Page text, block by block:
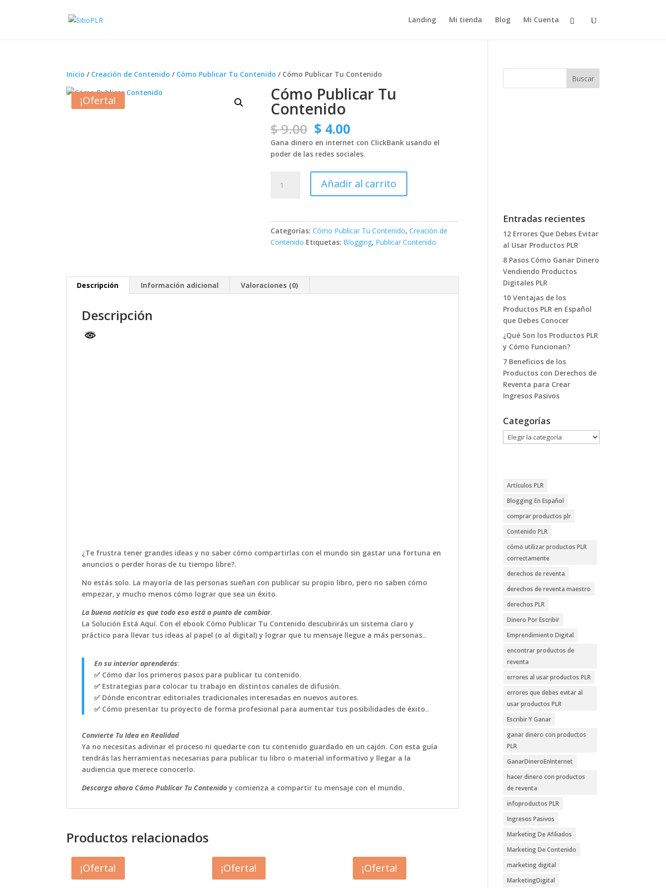
Landing Mi tienda Blog Mi Cuenta
Inicio / Creación de Contenido / Cómo Publicar Tu Contenido / Cómo Publicar Tu Contenido
¡Oferta! Cómo Publicar Tu
Contenido
$9.00 El
precio
original
era:
$ 9.00.
$ 4.00
precio
actual
es:
$ 4.00.
Gana dinero en internet con ClickBank usando el
poder de las redes sociales.
Publicar
cantidad
Añadir al carrito
Categorías:Cómo Publicar Tu Contenido,Creación de
Contenido Etiquetas: Blogging, Publicar Contenido
Descripción Información adicional Valoraciones (0)
Descripción
¿Te frustra tener grandes ideas y no saber cómo compartirlas con el mundo sin gastar una fortuna en
anuncios o perder horas de tu tiempo libre?.
No estás solo. La mayoría de las personas sueñan con publicar su propio libro, pero no saben cómo
empezar, y mucho menos cómo lograr que sea un éxito.
La buena noticia es que todo eso está a punto de cambiar.
La Solución Está Aquí. Con el ebook Cómo Publicar Tu Contenido descubrirás un sistema claro y
práctico para llevar tus ideas al papel (o al digital) y lograr que tu mensaje llegue a más personas..
En su interior aprenderás:
✅ Cómo dar los primeros pasos para publicar tu contenido.
✅ Estrategias para colocar tu trabajo en distintos canales de difusión.
✅ Dónde encontrar editoriales tradicionales interesadas en nuevos autores.
✅ Cómo presentar tu proyecto de forma profesional para aumentar tus posibilidades de éxito..
Convierte Tu Idea en Realidad
Ya no necesitas adivinar el proceso ni quedarte con tu contenido guardado en un cajón. Con esta guía
tendrás las herramientas necesarias para publicar tu libro o material informativo y llegar a la
audiencia que merece conocerlo.
Descarga ahora Cómo Publicar Tu Contenido y comienza a compartir tu mensaje con el mundo.
Productos relacionados
¡Oferta! ¡Oferta! ¡Oferta!
Entradas recientes
12 Errores Que Debes Evitar
al Usar Productos PLR
8 Pasos Cómo Ganar Dinero
Vendiendo Productos
Digitales PLR
10 Ventajas de los
Productos PLR en Español
que Debes Conocer
¿Qué Son los Productos PLR
y Cómo Funcionan?
7 Beneficios de los
Productos con Derechos de
Reventa para Crear
Ingresos Pasivos
Categorías
Categorías
Artículos PLR
Blogging En Español
comprar productos plr
Contenido PLR
cómo utilizar productos PLR
correctamente
derechos de reventa
derechos de reventa maestro
derechos PLR
Dinero Por Escribir
Emprendimiento Digital
encontrar productos de
reventa
errores al usar productos PLR
errores que debes evitar al
usar productos PLR
Escribir Y Ganar
ganar dinero con productos
PLR
GanarDineroEnInternet
hacer dinero con productos
de reventa
infoproductos PLR
Ingresos Pasivos
Marketing De Afiliados
Marketing De Contenido
marketing digital
MarketingDigital